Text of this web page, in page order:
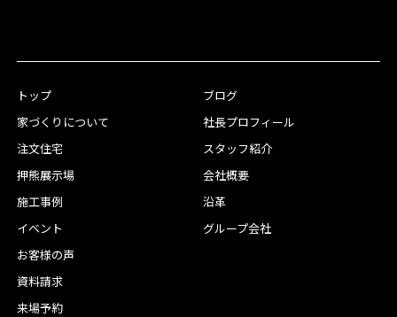
トップ
家づくりについて
注文住宅
押熊展示場
施工事例
イベント
お客様の声
ブログ
社長プロフィール
スタッフ紹介
会社概要
沿革
グループ会社
資料請求
来場予約